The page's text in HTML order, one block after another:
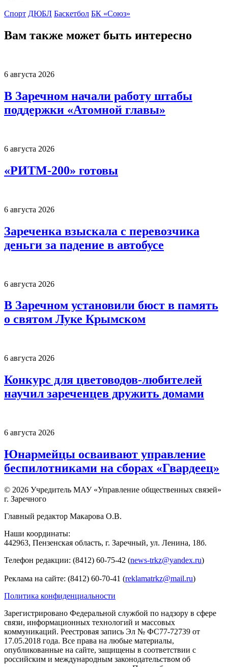
Спорт ДЮБЛ Баскетбол БК «Союз»
Вам также может быть интересно
6 августа 2026
В Заречном начали работу штабы
поддержки «Атомной главы»
6 августа 2026
«РИТМ-200» готовы
6 августа 2026
Зареченка взыскала с перевозчика
деньги за падение в автобусе
6 августа 2026
В Заречном установили бюст в память
о святом Луке Крымском
6 августа 2026
Конкурс для цветоводов-любителей
научил зареченцев дружить домами
6 августа 2026
Юнармейцы осваивают управление
беспилотниками на сборах «Гвардеец»
© 2026 Учредитель МАУ «Управление общественных связей»
г. Заречного
Главный редактор Макарова О.В.
Наши координаты:
442963, Пензенская область, г. Заречный, ул. Ленина, 18б.
Телефон редакции: (8412) 60-75-42 (news-trkz@yandex.ru)
Реклама на сайте: (8412) 60-70-41 (reklamatrkz@mail.ru)
Политика конфиденциальности
Зарегистрировано Федеральной службой по надзору в сфере
связи, информационных технологий и массовых
коммуникаций. Реестровая запись Эл № ФС77-72739 от
17.05.2018 года. Все права на любые материалы,
опубликованные на сайте, защищены в соответствии с
российским и международным законодательством об